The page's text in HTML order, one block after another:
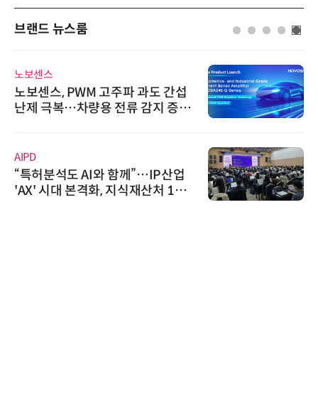
브랜드 뉴스룸
섭
증폭
업
1호
로옴세미컨덕터코리아
로옴, 발진 출력 4배 높인 2세
라헤르츠파 발진 디바이스 개발
'자동화 산업의 새로운 가능
인아그룹 전국 7개 도시 세미나